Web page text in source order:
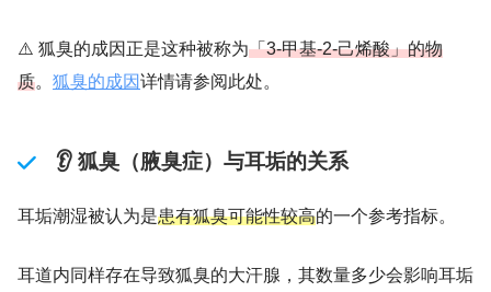
⚠️ 狐臭的成因正是这种被称为「3-甲基-2-己烯酸」的物
质。 狐臭的成因详情请参阅此处。
👂 狐臭（腋臭症）与耳垢的关系
耳垢潮湿被认为是患有狐臭可能性较高的一个参考指标。
耳道内同样存在导致狐臭的大汗腺，其数量多少会影响耳垢